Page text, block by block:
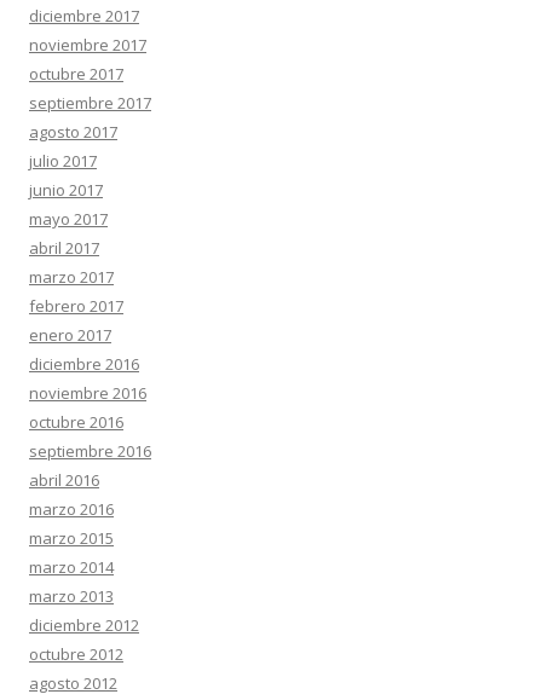
diciembre 2017
noviembre 2017
octubre 2017
septiembre 2017
agosto 2017
julio 2017
junio 2017
mayo 2017
abril 2017
marzo 2017
febrero 2017
enero 2017
diciembre 2016
noviembre 2016
octubre 2016
septiembre 2016
abril 2016
marzo 2016
marzo 2015
marzo 2014
marzo 2013
diciembre 2012
octubre 2012
agosto 2012